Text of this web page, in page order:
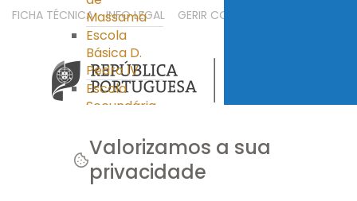
Massamá
Escola
Básica D.
Pedro IV
Escola
Secundária
Torga
Clube Ciência
FICHA TÉCNICA INFO LEGAL GERIR COOKIES
Valorizamos a sua
privacidade